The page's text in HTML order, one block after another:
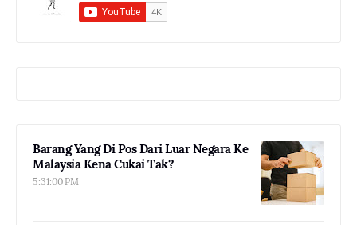
Barang Yang Di Pos Dari Luar Negara Ke
Malaysia Kena Cukai Tak?
5:31:00 PM